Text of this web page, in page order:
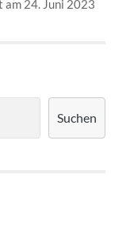
24. Juni 2023
Suchen